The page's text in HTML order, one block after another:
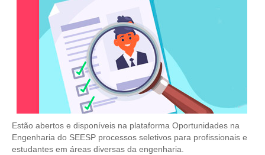
HISTÓRICO E ATUAÇÃO
COMPOSIÇÃO
CONSELHOS ASSESSORES
PERSONALIDADES DA TECNOLOGIA
TRANSPARÊNCIA
Estão abertos e disponíveis na plataforma Oportunidades na
Engenharia do SEESP processos seletivos para profissionais e
estudantes em áreas diversas da engenharia.